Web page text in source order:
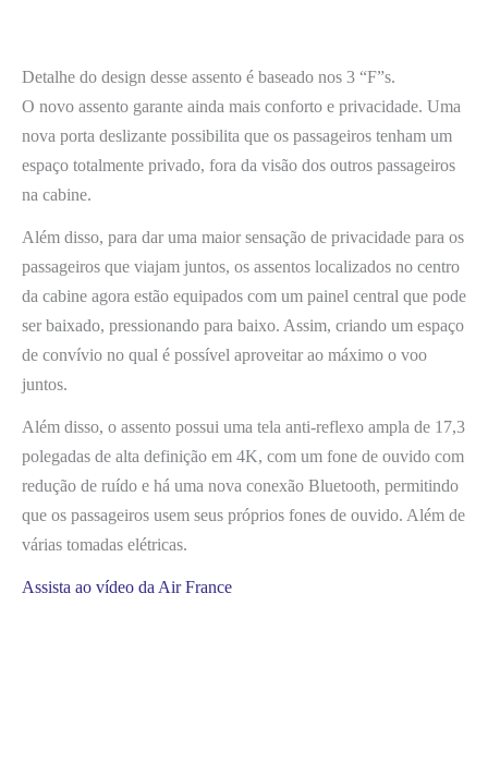
Detalhe do design desse assento é baseado nos 3 “F”s.
O novo assento garante ainda mais conforto e privacidade. Uma
nova porta deslizante possibilita que os passageiros tenham um
espaço totalmente privado, fora da visão dos outros passageiros
na cabine.
Além disso, para dar uma maior sensação de privacidade para os
passageiros que viajam juntos, os assentos localizados no centro
da cabine agora estão equipados com um painel central que pode
ser baixado, pressionando para baixo. Assim, criando um espaço
de convívio no qual é possível aproveitar ao máximo o voo
juntos.
Além disso, o assento possui uma tela anti-reflexo ampla de 17,3
polegadas de alta definição em 4K, com um fone de ouvido com
redução de ruído e há uma nova conexão Bluetooth, permitindo
que os passageiros usem seus próprios fones de ouvido. Além de
várias tomadas elétricas.
Assista ao vídeo da Air France